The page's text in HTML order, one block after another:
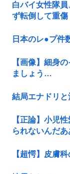
白バイ女性隊
ず転倒して重傷
日本のレ●プ件
【画像】細身
ましょう…
結局エナドリ
【正論】小児
られないんだ
【超愕】皮膚